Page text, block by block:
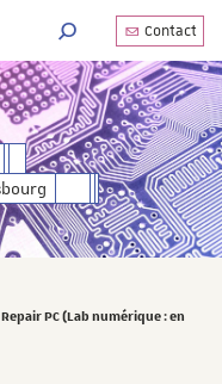
MOTEUR DE
Contact
PC (Lab numérique : en